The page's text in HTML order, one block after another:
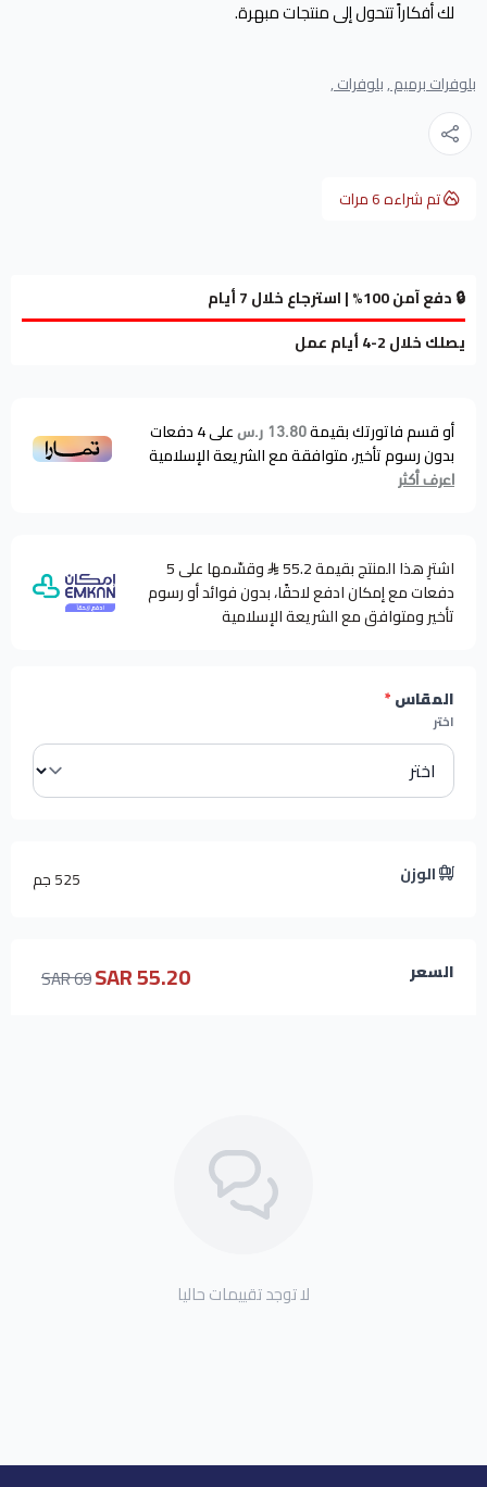
لك أفكاراً تتحول إلى منتجات مبهرة.
بلوفرات برميم ,بلوفرات ,
تم شراءه6مرات
🔒 دفع آمن 100% | استرجاع خلال 7 أيام
يصلك خلال 2-4 أيام عمل
أو قسم فاتورتك بقيمة13.80 ر.س على4دفعات
بدون رسوم تأخير، متوافقة مع الشريعة الإسلامية
اعرف أكثر
اشترِ هذا المنتج بقيمة 55.2
وقسّمها على 5
دفعات مع إمكان ادفع لاحقًا، بدون فوائد أو رسوم
تأخير ومتوافق مع الشريعة الإسلامية
المقاس*
اختر
الوزن 525 جم
السعر 55.20 SAR
69 SAR
لا توجد تقييمات حاليا